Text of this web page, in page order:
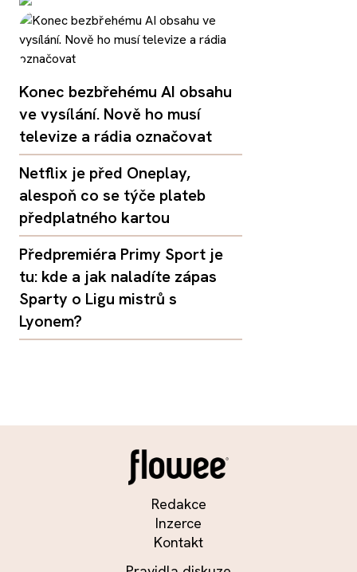
Konec bezbřehému AI obsahu
ve vysílání. Nově ho musí
televize a rádia označovat
Netflix je před Oneplay,
alespoň co se týče plateb
předplatného kartou
Předpremiéra Primy Sport je
tu: kde a jak naladíte zápas
Sparty o Ligu mistrů s
Lyonem?
Redakce
Inzerce
Kontakt